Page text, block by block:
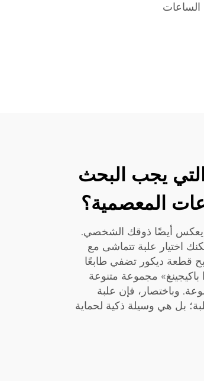
يجب البحث
المعصمية؟
يعكس أيضًا ذوقك الشخصي.
اختيار علبة تتماشى مع
قطعة ديكور تضفي طابعًا
مجموعة متنوعة
وباختصار، فإن علبة
بل هي وسيلة ذكية لحماية